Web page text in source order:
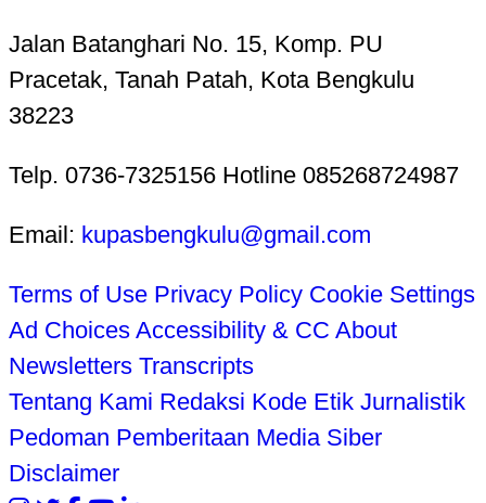
Jalan Batanghari No. 15, Komp. PU
Pracetak, Tanah Patah, Kota Bengkulu
38223
Telp. 0736-7325156 Hotline 085268724987
Email: kupasbengkulu@gmail.com
Terms of Use Privacy Policy Cookie Settings
Ad Choices Accessibility & CC About
Newsletters Transcripts
Tentang Kami Redaksi Kode Etik Jurnalistik
Pedoman Pemberitaan Media Siber
Disclaimer